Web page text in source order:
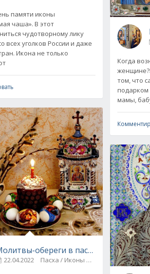
памяти иконы
чаша». В этот
чудотворному лику
всех уголков России и даже
Икона не только
обереги в пасхальную ночь
22.04.2022 Пасха / Иконы и молитвы 0
Когда
том, что
мамы,